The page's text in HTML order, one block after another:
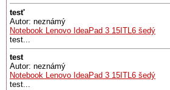
test'
Autor: neznámý
Notebook Lenovo IdeaPad 3 15ITL6 šedý
test...
test
Autor: neznámý
Notebook Lenovo IdeaPad 3 15ITL6 šedý
test...